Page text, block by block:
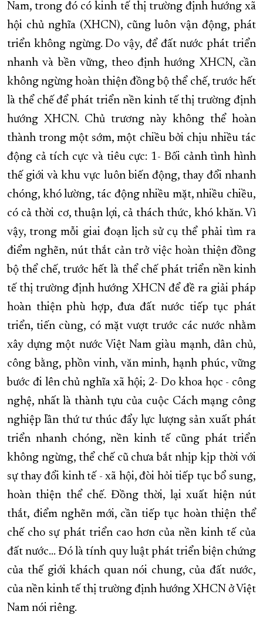
Nam, trong đó có kinh tế thị trường định hướng xã
hội chủ nghĩa (XHCN), cũng luôn vận động, phát
triển không ngừng. Do vậy, để đất nước phát triển
nhanh và bền vững, theo định hướng XHCN, cần
không ngừng hoàn thiện đồng bộ thể chế, trước hết
là thể chế để phát triển nền kinh tế thị trường định
hướng XHCN. Chủ trương này không thể hoàn
thành trong một sớm, một chiều bởi chịu nhiều tác
động cả tích cực và tiêu cực: 1- Bối cảnh tình hình
thế giới và khu vực luôn biến động, thay đổi nhanh
chóng, khó lường, tác động nhiều mặt, nhiều chiều,
có cả thời cơ, thuận lợi, cả thách thức, khó khăn. Vì
vậy, trong mỗi giai đoạn lịch sử cụ thể phải tìm ra
điểm nghẽn, nút thắt cản trở việc hoàn thiện đồng
bộ thể chế, trước hết là thể chế phát triển nền kinh
tế thị trường định hướng XHCN để đề ra giải pháp
hoàn thiện phù hợp, đưa đất nước tiếp tục phát
triển, tiến cùng, có mặt vượt trước các nước nhằm
xây dựng một nước Việt Nam giàu mạnh, dân chủ,
công bằng, phồn vinh, văn minh, hạnh phúc, vững
bước đi lên chủ nghĩa xã hội; 2- Do khoa học - công
nghệ, nhất là thành tựu của cuộc Cách mạng công
nghiệp lần thứ tư thúc đẩy lực lượng sản xuất phát
triển nhanh chóng, nền kinh tế cũng phát triển
không ngừng, thể chế cũ chưa bắt nhịp kịp thời với
sự thay đổi kinh tế - xã hội, đòi hỏi tiếp tục bổ sung,
hoàn thiện thể chế. Đồng thời, lại xuất hiện nút
thắt, điểm nghẽn mới, cần tiếp tục hoàn thiện thể
chế cho sự phát triển cao hơn của nền kinh tế của
đất nước... Đó là tính quy luật phát triển biện chứng
của thế giới khách quan nói chung, của đất nước,
của nền kinh tế thị trường định hướng XHCN ở Việt
Nam nói riêng.